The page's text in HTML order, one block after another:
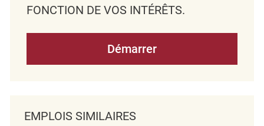
FONCTION DE VOS INTÉRÊTS.
Démarrer
EMPLOIS SIMILAIRES